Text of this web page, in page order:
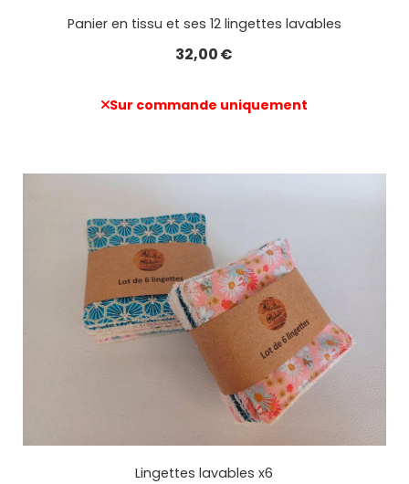
Panier en tissu et ses 12 lingettes lavables
32,00€
Sur commande uniquement
Lingettes lavables x6